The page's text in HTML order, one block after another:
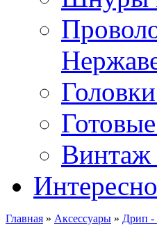
Винтаж
Главная » Аксессуары » Дрип -